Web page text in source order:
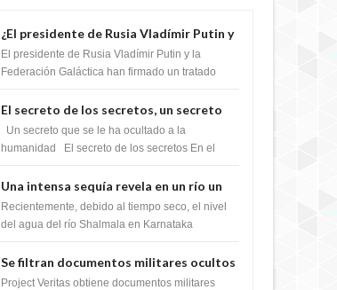
¿El presidente de Rusia Vladímir Putin y
la Federación Galactica han firmado un
tratado para acabar con los Sionistas?
El presidente de Rusia Vladímir Putin y la
Federación Galáctica han firmado un tratado
Si...
El secreto de los secretos, un secreto
que cambiaría por completo el destino
de la humanidad
Un secreto que se le ha ocultado a la
humanidad El secreto de los secretos En el
m...
Una intensa sequía revela en un río un
impresionante hallazgo de miles de
Shiva Lingas
Recientemente, debido al tiempo seco, el nivel
del agua del río Shalmala en Karnataka
Shiv...
Se filtran documentos militares ocultos
que muestran la intención de los NIH de
Project Veritas obtiene documentos militares